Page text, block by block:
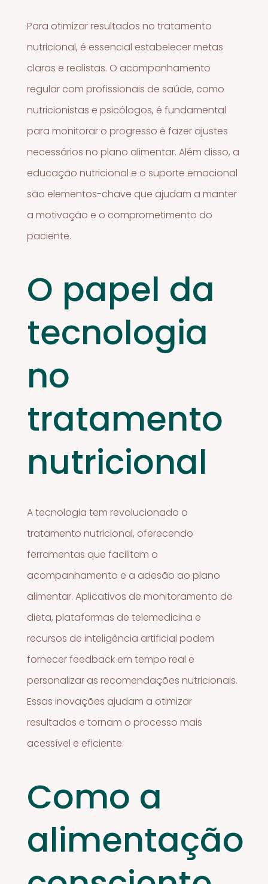
Para otimizar resultados no tratamento
nutricional, é essencial estabelecer metas
claras e realistas. O acompanhamento
regular com profissionais de saúde, como
nutricionistas e psicólogos, é fundamental
para monitorar o progresso e fazer ajustes
necessários no plano alimentar. Além disso, a
educação nutricional e o suporte emocional
são elementos-chave que ajudam a manter
a motivação e o comprometimento do
paciente.
O papel da
tecnologia
no
tratamento
nutricional
A tecnologia tem revolucionado o
tratamento nutricional, oferecendo
ferramentas que facilitam o
acompanhamento e a adesão ao plano
alimentar. Aplicativos de monitoramento de
dieta, plataformas de telemedicina e
recursos de inteligência artificial podem
fornecer feedback em tempo real e
personalizar as recomendações nutricionais.
Essas inovações ajudam a otimizar
resultados e tornam o processo mais
acessível e eficiente.
Como a
alimentação